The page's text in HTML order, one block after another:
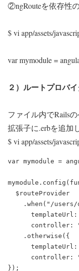
②ngRouteを依存性
$ vi app/assets/
var mymodule =
２）ルートプロバ
ファイル内でRails
拡張子に.erbを追加
$ vi app/assets/
var mymodule =
  $routeProvider
.when("/users/
controller:
    .otherwise({
controller: